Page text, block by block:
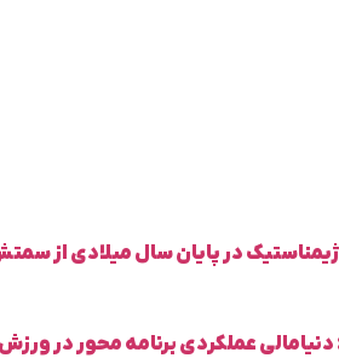
در پایان سال میلادی از
عملکردی برنامه محور در